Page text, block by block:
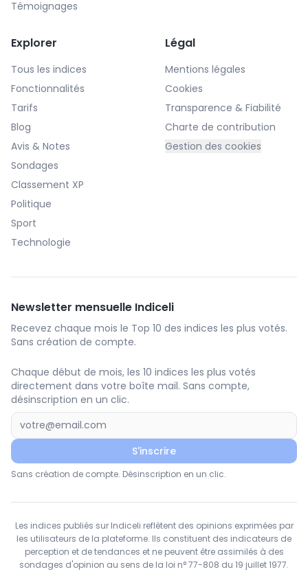
Témoignages
Explorer
Tous les indices
Fonctionnalités
Tarifs
Blog
Avis & Notes
Sondages
Classement XP
Politique
Sport
Technologie
Légal
Mentions légales
Cookies
Transparence & Fiabilité
Charte de contribution
Gestion des cookies
Newsletter mensuelle Indiceli
Recevez chaque mois le Top 10 des indices les plus votés.
Sans création de compte.
Chaque début de mois, les 10 indices les plus votés
directement dans votre boîte mail. Sans compte,
désinscription en un clic.
S'inscrire
Sans création de compte. Désinscription en un clic.
Les indices publiés sur Indiceli reflètent des opinions exprimées par
les utilisateurs de la plateforme. Ils constituent des indicateurs de
perception et de tendances et ne peuvent être assimilés à des
sondages d'opinion au sens de la loi n° 77-808 du 19 juillet 1977.